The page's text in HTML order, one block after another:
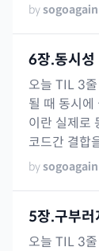
by sogoagain
6장.동시성
오늘 TIL 3
될 때 동시에
이란 실제로
코드간 결합
by sogoagain
5장.구부러
오늘 TIL 3